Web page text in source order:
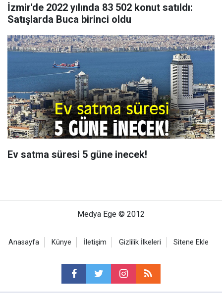
İzmir'de 2022 yılında 83 502 konut satıldı:
Satışlarda Buca birinci oldu
Ev satma süresi 5 güne inecek!
Medya Ege © 2012
Anasayfa Künye İletişim Gizlilik İlkeleri Sitene Ekle